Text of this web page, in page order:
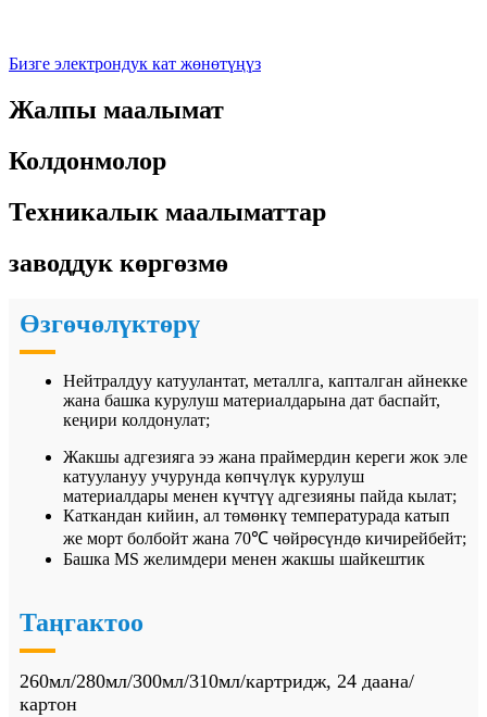
Бизге электрондук кат жөнөтүңүз
Жалпы маалымат
Колдонмолор
Техникалык маалыматтар
заводдук көргөзмө
Өзгөчөлүктөрү
Нейтралдуу катуулантат, металлга, капталган айнекке
жана башка курулуш материалдарына дат баспайт,
кеңири колдонулат;
Жакшы адгезияга ээ жана праймердин кереги жок эле
катуулануу учурунда көпчүлүк курулуш
материалдары менен күчтүү адгезияны пайда кылат;
Каткандан кийин, ал төмөнкү температурада катып
же морт болбойт жана 70℃ чөйрөсүндө кичирейбейт;
Башка MS желимдери менен жакшы шайкештик
Таңгактоо
260мл/280мл/300мл/310мл/картридж, 24 даана/
картон